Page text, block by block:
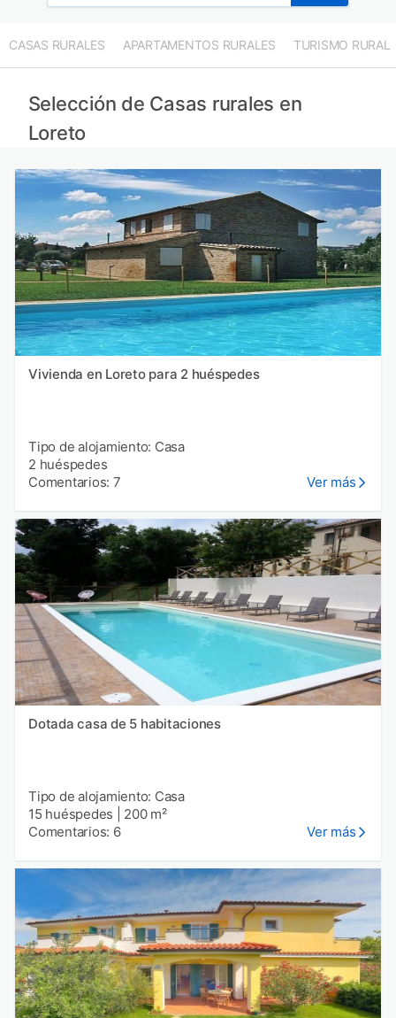
CASAS RURALES APARTAMENTOS RURALES TURISMO RURAL
Selección de Casas rurales en
Loreto
Vivienda en Loreto para 2 huéspedes
Tipo de alojamiento: Casa
2 huéspedes
Comentarios: 7
Ver más
Dotada casa de 5 habitaciones
Tipo de alojamiento: Casa
15 huéspedes
200 m²
Comentarios: 6
Ver más